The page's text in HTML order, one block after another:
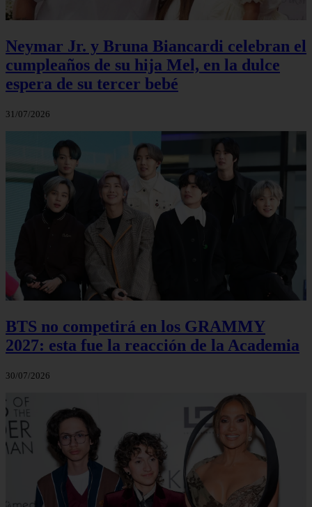
Neymar Jr. y Bruna Biancardi celebran el
cumpleaños de su hija Mel, en la dulce
espera de su tercer bebé
31/07/2026
BTS no competirá en los GRAMMY
2027: esta fue la reacción de la Academia
30/07/2026